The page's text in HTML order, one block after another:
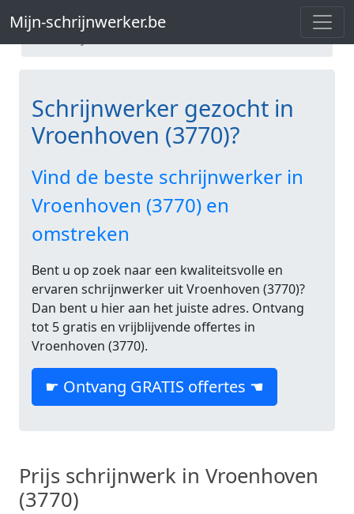
Mijn-schrijnwerker.be
Mijn-schrijnwerker.be
Schrijnwerker gezocht in
Vroenhoven (3770)?
Vind de beste schrijnwerker in
Vroenhoven (3770) en
omstreken
Bent u op zoek naar een kwaliteitsvolle en
ervaren schrijnwerker uit Vroenhoven (3770)?
Dan bent u hier aan het juiste adres. Ontvang
tot 5 gratis en vrijblijvende offertes in
Vroenhoven (3770).
☛ Ontvang GRATIS offertes ☚
Prijs schrijnwerk in Vroenhoven
(3770)